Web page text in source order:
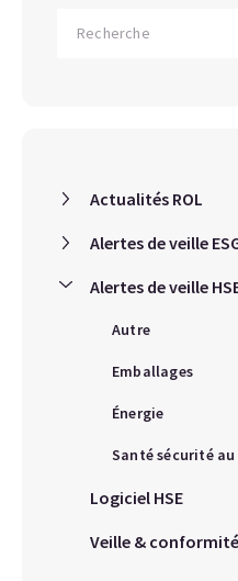
Actualités ROL
Alertes de veille
Alertes de veille
Autre
Emballages
Énergie
Santé sécurité
Logiciel HSE
Veille &